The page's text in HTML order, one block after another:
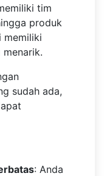
tim
produk
memiliki
sudah ada,
: Anda